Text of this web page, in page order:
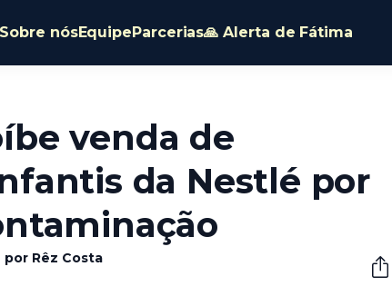
Sobre nósEquipeParcerias🙏 Alerta de Fátima
venda de
da Nestlé por
Rêz Costa